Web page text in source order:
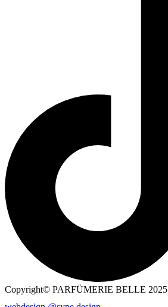
Copyright© PARFÜMERIE BELLE 2025